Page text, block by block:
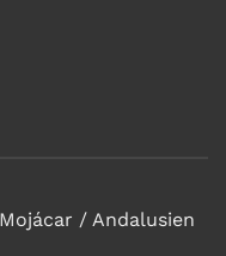
/ Andalusien